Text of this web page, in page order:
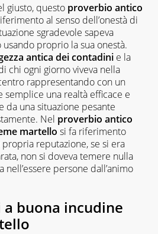
giusto, questo proverbio antico
al senso dell’onestà di
sgradevole sapeva
proprio la sua onestà.
antica dei contadini e la
chi ogni giorno viveva nella
rappresentando con un
una realtà efficace e
da una situazione pesante
Nel proverbio antico
martello si fa riferimento
reputazione, se si era
non si doveva temere nulla
nell’essere persone dall’animo
buona incudine